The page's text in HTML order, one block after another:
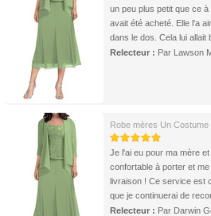
un peu plus petit que ce
avait été acheté. Elle l'a
dans le dos. Cela lui allait
Relecteur : Par Lawson
Robe mères Un
Je l'ai eu pour ma mère
confortable à porter et
livraison ! Ce service est
que je continuerai de
Relecteur : Par Darwin